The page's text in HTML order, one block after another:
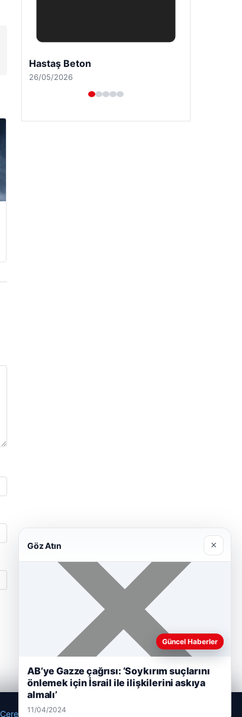
Prenses Night Club
29/04/2026
Çerez Politikamız
Göz Atın ×
Güncel Haberler
AB’ye Gazze çağrısı: ‘Soykırım suçlarını
önlemek için İsrail ile ilişkilerini askıya
almalı’
11/04/2024